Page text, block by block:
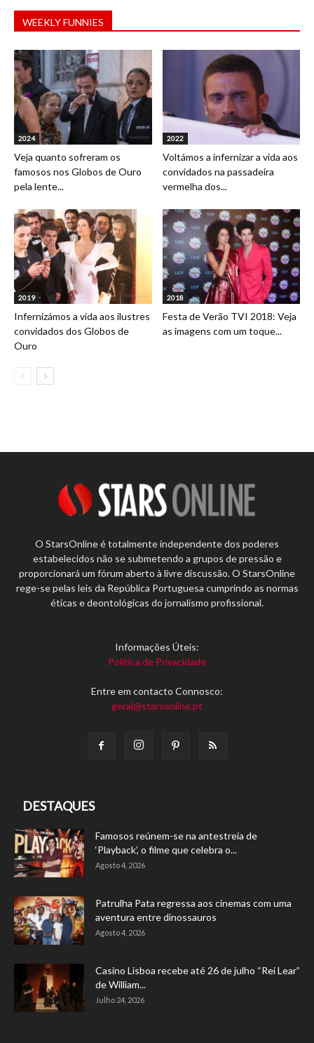
WEEKLY FUNNIES
2024
Veja quanto sofreram os
famosos nos Globos de Ouro
pela lente...
2022
Voltámos a infernizar a vida aos
convidados na passadeira
vermelha dos...
2019
Infernizámos a vida aos ilustres
convidados dos Globos de
Ouro
2018
Festa de Verão TVI 2018: Veja
as imagens com um toque...
O StarsOnline é totalmente independente dos poderes
estabelecidos não se submetendo a grupos de pressão e
proporcionará um fórum aberto à livre discussão. O StarsOnline
rege-se pelas leis da República Portuguesa cumprindo as normas
éticas e deontológicas do jornalismo profissional.
Informações Úteis:
Política de Privacidade
Entre em contacto Connosco:
geral@starsonline.pt
DESTAQUES
Famosos reúnem-se na antestreia de
‘Playback’, o filme que celebra o...
Agosto 4, 2026
Patrulha Pata regressa aos cinemas com uma
aventura entre dinossauros
Agosto 4, 2026
Casino Lisboa recebe até 26 de julho “Rei Lear”
de William...
Julho 24, 2026